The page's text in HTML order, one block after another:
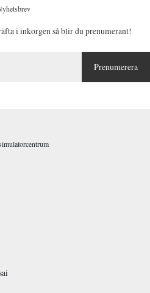
i inkorgen så blir du prenumerant!
Prenumerera